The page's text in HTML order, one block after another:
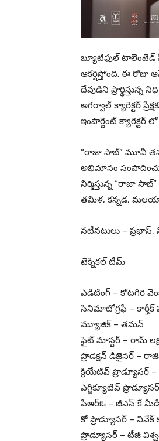
బ్యూటిఫుల్ టాలెంటెడ్
ఆకర్షిస్తోంది. ఈ
దేవుడిని
అగర్వాల్ క్యారెక్టర్
ఇంపార్టెంట్ క్యారెక్టర్
“రాజా సాబ్” మూవీ తన
అభిమానం
నిర్మిస్తున్న “రాజా
తమిళ, కన్నడ,
నటీనటులు –
టెక్నికల్ టీమ్
ఎడిటింగ్ – కోటగిరి
సినిమాటోగ్రఫీ – కార్తీక్
మ్యూజిక్ – తమన్
ఫైట్ మాస్టర్ – రామ్
ప్రొడక్షన్ డిజైనర్ –
క్రియేటివ్ ప్రొడ్యూసర్
ఎగ్జిక్యూటివ్
పీఆర్ఓ – జీఎస్ కే
కో ప్రొడ్యూసర్ – వివేక్
ప్రొడ్యూసర్ – టీజీ